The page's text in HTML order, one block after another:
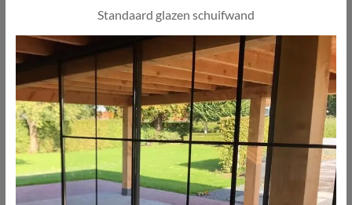
Standaard glazen schuifwand